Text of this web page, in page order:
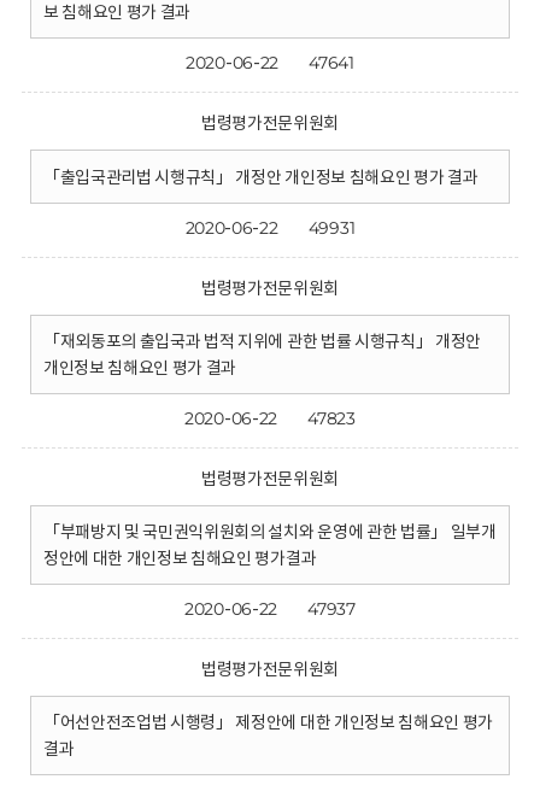
보 침해요인 평가 결과
2020-06-22 47641
법령평가전문위원회
「출입국관리법 시행규칙」 개정안 개인정보 침해요인 평가 결과
2020-06-22 49931
법령평가전문위원회
「재외동포의 출입국과 법적 지위에 관한 법률 시행규칙」 개정안
개인정보 침해요인 평가 결과
2020-06-22 47823
법령평가전문위원회
「부패방지 및 국민권익위원회의 설치와 운영에 관한 법률」 일부개
정안에 대한 개인정보 침해요인 평가결과
2020-06-22 47937
법령평가전문위원회
「어선안전조업법 시행령」 제정안에 대한 개인정보 침해요인 평가
결과